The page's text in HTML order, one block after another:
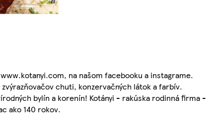
na našom facebooku a instagrame.
zvýrazňovačov chuti, konzervačných látok a farbív.
bylín a korenín! Kotányi - rakúska rodinná firma
ako 140 rokov.